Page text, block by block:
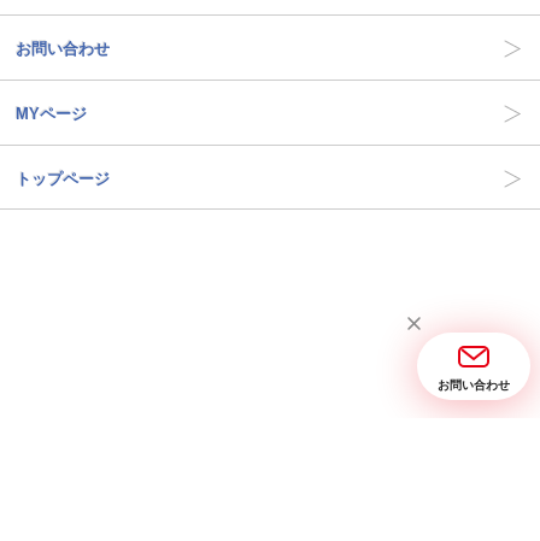
お問い合わせ
MYページ
トップページ
お問い合わせ